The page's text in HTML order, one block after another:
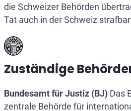
die Schweizer Behörden
Tat auch in der Schweiz
Zuständige
Bundesamt für Justiz (BJ) Das
zentrale Behörde für